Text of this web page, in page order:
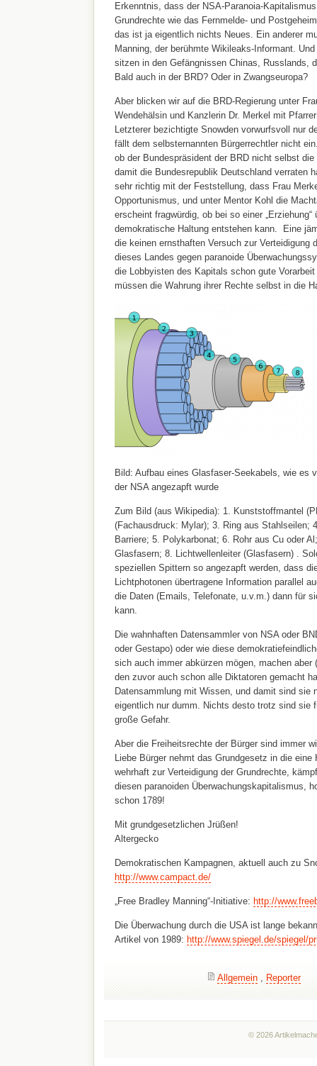
Erkenntnis, dass der NSA-Paranoia-
Grundrechte wie das Fernmelde- und
das ist ja eigentlich nichts Neues. Ein anderer
Manning, der berühmte Wikileaks-Informant.
sitzen in den Gefängnissen Chinas, Russlands,
Bald auch in der BRD? Oder in Zwangseuropa?
Aber blicken wir auf die BRD-Regierung unter
Wendehälsin und Kanzlerin Dr. Merkel mit
Letzterer bezichtigte Snowden vorwurfsvoll nur
fällt dem selbsternannten Bürgerrechtler nicht
ob der Bundespräsident der BRD nicht selbst
damit die Bundesrepublik Deutschland verraten
sehr richtig mit der Feststellung, dass Frau
Opportunismus, und unter Mentor Kohl die
erscheint fragwürdig, ob bei so einer „Erziehung“
demokratische Haltung entstehen kann. Eine
die keinen ernsthaften Versuch zur Verteidigung
dieses Landes gegen paranoide
die Lobbyisten des Kapitals schon gute
müssen die Wahrung ihrer Rechte selbst in die
Bild: Aufbau eines Glasfaser-Seekabels, wie es
der NSA angezapft wurde
Zum Bild (aus Wikipedia): 1. Kunststoffmantel
(Fachausdruck: Mylar); 3. Ring aus Stahlseilen;
Barriere; 5. Polykarbonat; 6. Rohr aus Cu oder
Glasfasern; 8. Lichtwellenleiter (Glasfasern) .
speziellen Spittern so angezapft werden, dass
Lichtphotonen übertragene Information parallel
die Daten (Emails, Telefonate, u.v.m.) dann für
kann.
Die wahnhaften Datensammler von NSA oder
oder Gestapo) oder wie diese
sich auch immer abkürzen mögen, machen aber
den zuvor auch schon alle Diktatoren gemacht
Datensammlung mit Wissen, und damit sind sie
eigentlich nur dumm. Nichts desto trotz sind sie
große Gefahr.
Aber die Freiheitsrechte der Bürger sind immer
Liebe Bürger nehmt das Grundgesetz in die
wehrhaft zur Verteidigung der Grundrechte,
diesen paranoiden Überwachungskapitalismus,
schon 1789!
Mit grundgesetzlichen Jrüßen!
Altergecko
Demokratischen Kampagnen, aktuell auch zu
http://www.campact.de/
„Free Bradley Manning“-Initiative: http://
Die Überwachung durch die USA ist lange
Artikel von 1989: http://www.spiegel.de/spiegel/
Allgemein, Reporter
© 2026